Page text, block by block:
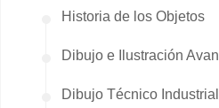
Historia de los Objetos
Dibujo e Ilustración
Dibujo Técnico Industrial